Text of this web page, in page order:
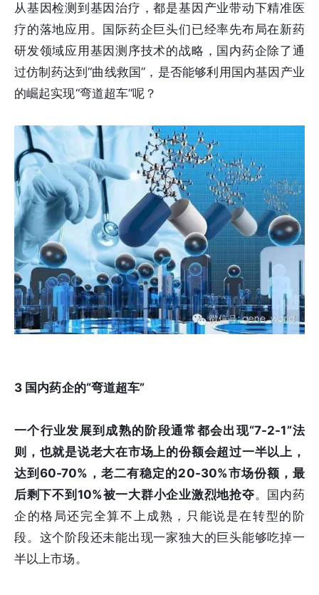
从基因检测到基因治疗，都是基因产业带动下精准医
疗的落地应用。国际药企巨头们已经率先布局在新药
研发领域应用基因测序技术的战略，国内药企除了通
过仿制药达到“曲线救国”，是否能够利用国内基因产业
的崛起实现“弯道超车”呢？
3 国内药企的“弯道超车”
一个行业发展到成熟的阶段通常都会出现“7-2-1”法
则，也就是说老大在市场上的份额会超过一半以上，
达到60-70%，老二有稳定的20-30%市场份额，最
后剩下不到10%被一大群小企业激烈地抢夺。国内药
企的格局还完全算不上成熟，只能说是在转型的阶
段。这个阶段还未能出现一家独大的巨头能够吃掉一
半以上市场。